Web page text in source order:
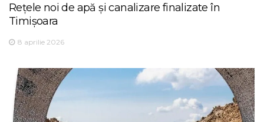
Rețele noi de apă și canalizare finalizate în
Timișoara
8 aprilie 2026